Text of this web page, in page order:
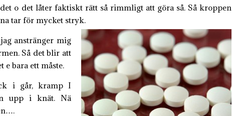
o det låter faktiskt rätt så rimmligt att göra så. Så kroppen
tar för mycket stryk.
anstränger mig
Så det blir att
bara ett måste.
i går, kramp I
upp i knät. Nä